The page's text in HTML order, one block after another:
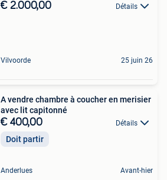
€ 2.000,00 Détails
Vilvoorde 25 juin 26
A vendre chambre à coucher en merisier
avec lit capitonné
€ 400,00 Détails
Doit partir
Anderlues Avant-hier